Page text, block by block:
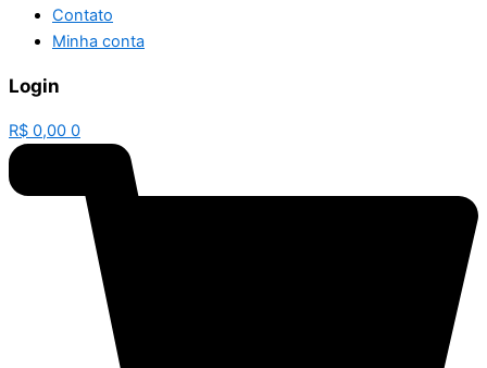
Contato
Minha conta
Login
R$ 0,00 0